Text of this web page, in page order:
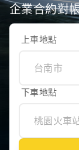
企業合約對
上車地點
下車地點